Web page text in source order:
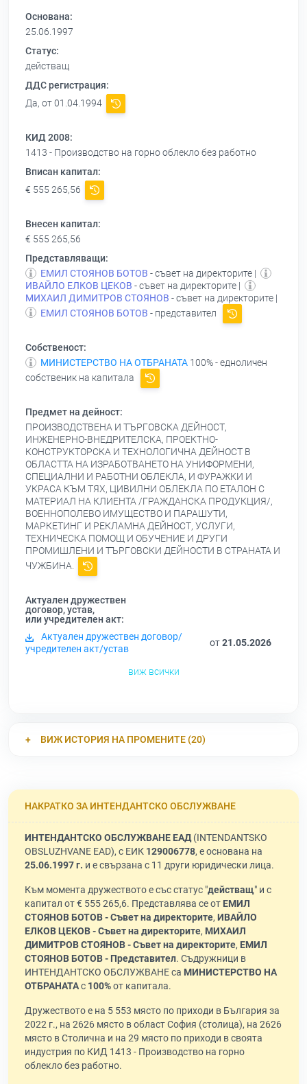
Основана:
25.06.1997
Статус:
действащ
ДДС регистрация:
Да, от 01.04.1994
КИД 2008:
1413 - Производство на горно облекло без работно
Вписан капитал:
€ 555 265,56
Внесен капитал:
€ 555 265,56
Представляващи:
ЕМИЛ СТОЯНОВ БОТОВ - съвет на директорите |
ИВАЙЛО ЕЛКОВ ЦЕКОВ - съвет на директорите |
МИХАИЛ ДИМИТРОВ СТОЯНОВ - съвет на директорите |
ЕМИЛ СТОЯНОВ БОТОВ - представител
Собственост:
МИНИСТЕРСТВО НА ОТБРАНАТА 100% - едноличен
собственик на капитала
Предмет на дейност:
ПРОИЗВОДСТВЕНА И ТЪРГОВСКА ДЕЙНОСТ,
ИНЖЕНЕРНО-ВНЕДРИТЕЛСКА, ПРОЕКТНО-
КОНСТРУКТОРСКА И ТЕХНОЛОГИЧНА ДЕЙНОСТ В
ОБЛАСТТА НА ИЗРАБОТВАНЕТО НА УНИФОРМЕНИ,
СПЕЦИАЛНИ И РАБОТНИ ОБЛЕКЛА, И ФУРАЖКИ И
УКРАСА КЪМ ТЯХ, ЦИВИЛНИ ОБЛЕКЛА ПО ЕТАЛОН С
МАТЕРИАЛ НА КЛИЕНТА /ГРАЖДАНСКА ПРОДУКЦИЯ/,
ВОЕННОПОЛЕВО ИМУЩЕСТВО И ПАРАШУТИ,
МАРКЕТИНГ И РЕКЛАМНА ДЕЙНОСТ, УСЛУГИ,
ТЕХНИЧЕСКА ПОМОЩ И ОБУЧЕНИЕ И ДРУГИ
ПРОМИШЛЕНИ И ТЪРГОВСКИ ДЕЙНОСТИ В СТРАНАТА И
ЧУЖБИНА.
Актуален дружествен
договор, устав,
или учредителен акт:
Актуален дружествен договор/
учредителен акт/устав
от21.05.2026
виж всички
ВИЖ ИСТОРИЯ НА ПРОМЕНИТЕ (20)
НАКРАТКО ЗА ИНТЕНДАНТСКО ОБСЛУЖВАНЕ
ИНТЕНДАНТСКО ОБСЛУЖВАНЕ ЕАД(INTENDANTSKO
OBSLUZHVANE EAD), с ЕИК 129006778, е основана на
25.06.1997 г. и е свързана с 11 други юридически лица.
Към момента дружеството е със статус "действащ" и с
капитал от € 555 265,6. Представлява се от ЕМИЛ
СТОЯНОВ БОТОВ - Съвет на директорите, ИВАЙЛО
ЕЛКОВ ЦЕКОВ - Съвет на директорите, МИХАИЛ
ДИМИТРОВ СТОЯНОВ - Съвет на директорите, ЕМИЛ
СТОЯНОВ БОТОВ - Представител. Съдружници в
ИНТЕНДАНТСКО ОБСЛУЖВАНЕ са МИНИСТЕРСТВО НА
ОТБРАНАТАс 100%от капитала.
Дружеството е на 5 553 място по приходи в България за
2022 г., на 2626 място в област София (столица), на 2626
място в Столична и на 29 място по приходи в своята
индустрия по КИД 1413 - Производство на горно
облекло без работно.